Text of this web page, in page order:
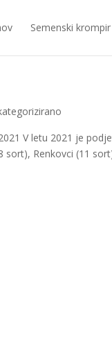
Semenski krompir
V letu 2021 je
sort), Renkovci (11